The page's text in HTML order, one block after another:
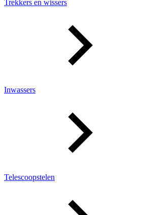
Trekkers en wissers
Inwassers
Telescoopstelen